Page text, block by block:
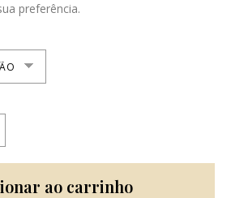
preferência.
ao carrinho